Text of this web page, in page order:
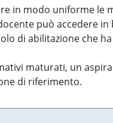
in modo uniforme le
può accedere
di abilitazione che
maturati, un
di riferimento.